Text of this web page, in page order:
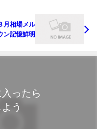
月相場メル
ン記憶鮮明
ったら
う